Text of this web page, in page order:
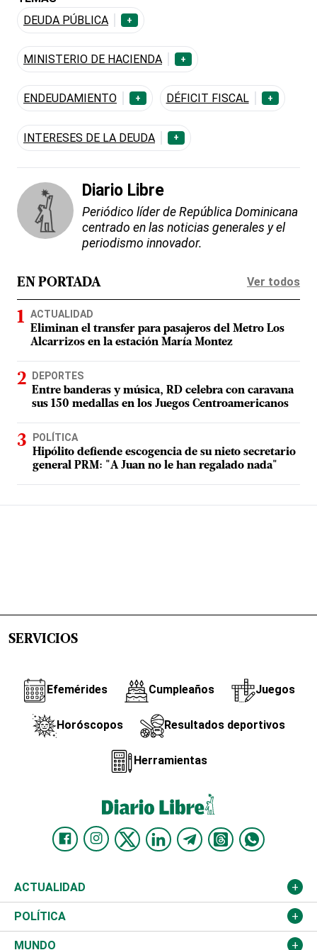
DEUDA PÚBLICA
+
MINISTERIO DE HACIENDA +
ENDEUDAMIENTO + DÉFICIT FISCAL +
INTERESES DE LA DEUDA +
Diario Libre
Periódico líder de República Dominicana
centrado en las noticias generales y el
periodismo innovador.
EN PORTADA Ver todos
ACTUALIDAD
Eliminan el transfer para pasajeros del Metro Los
Alcarrizos en la estación María Montez
DEPORTES
Entre banderas y música, RD celebra con caravana
sus 150 medallas en los Juegos Centroamericanos
POLÍTICA
Hipólito defiende escogencia de su nieto secretario
general PRM: "A Juan no le han regalado nada"
SERVICIOS
Efemérides Cumpleaños Juegos
Horóscopos Resultados deportivos
Herramientas
ACTUALIDAD
Nacional
Ciudad
POLÍTICA
Partidos
MUNDO